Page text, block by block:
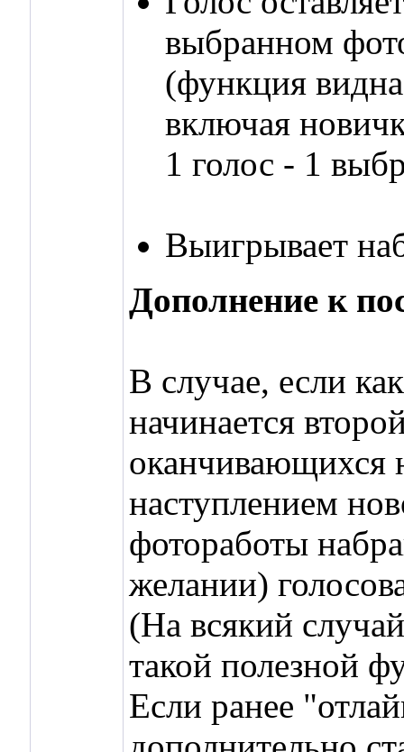
выбранном
(функция
включая
1 голос - 1
Выигрывает
Дополнение к
В случае, если
начинается
оканчивающихся
наступлением
фотоработы
желании)
(На всякий
такой полезной
Если ранее